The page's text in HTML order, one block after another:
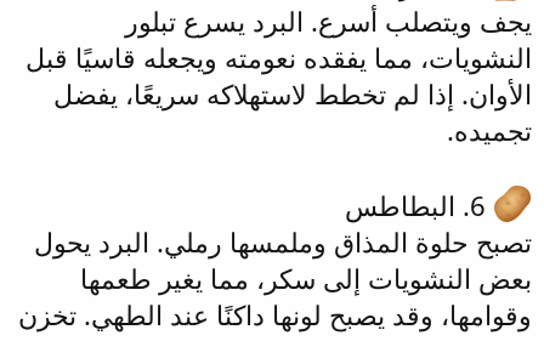
يجف ويتصلب أسرع. البرد يسرع تبلور
النشويات، مما يفقده نعومته ويجعله قاسيًا قبل
الأوان. إذا لم تخطط لاستهلاكه سريعًا، يفضل
تجميده.
تصبح حلوة المذاق وملمسها رملي. البرد يحول
بعض النشويات إلى سكر، مما يغير طعمها
وقوامها، وقد يصبح لونها داكنًا عند الطهي. تخزن